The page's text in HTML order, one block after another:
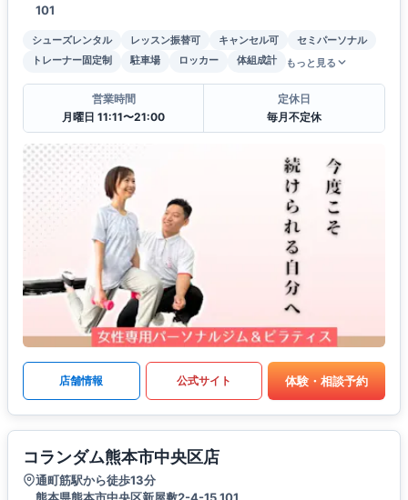
101
シューズレンタル レッスン振替可 キャンセル可
セミパーソナル
トレーナー固定制
駐車場 ロッカー 体組成計 もっと見る
営業時間
月曜日 11:11〜21:00
定休日
毎月不定休
店舗情報 公式サイト 体験・相談予約
コランダム熊本市中央区店
通町筋駅から徒歩13分